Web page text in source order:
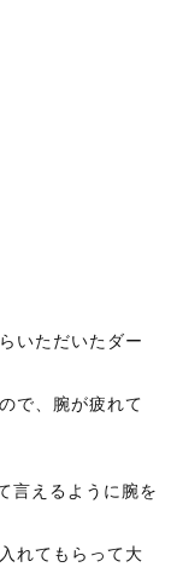
いただいたダー
で、腕が疲れて
言えるように腕を
れてもらって大